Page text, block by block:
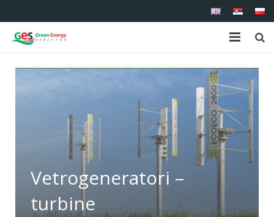
Početna
O nama
Reference
Kontakt
Vetrogeneratori –
turbine